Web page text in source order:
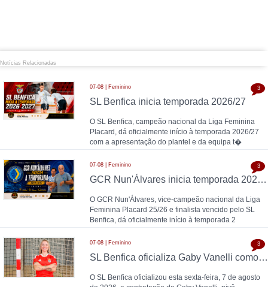
Notícias Relacionadas
07-08 | Feminino
SL Benfica inicia temporada 2026/27
O SL Benfica, campeão nacional da Liga Feminina
Placard, dá oficialmente início à temporada 2026/27
com a apresentação do plantel e da equipa t�
3
07-08 | Feminino
GCR Nun'Álvares inicia temporada 2026/27
O GCR Nun'Álvares, vice-campeão nacional da Liga
Feminina Placard 25/26 e finalista vencido pelo SL
Benfica, dá oficialmente início à temporada 2
3
07-08 | Feminino
SL Benfica oficializa Gaby Vanelli como reforço para 2026/27: pivô internacional italiana chega da AS Roma, conforme a Zona Técnica Futsal já havia avançado
O SL Benfica oficializou esta sexta-feira, 7 de agosto
3